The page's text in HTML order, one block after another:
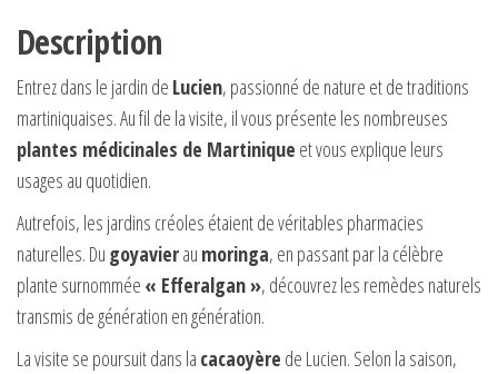
Description
Entrez dans le jardin de Lucien, passionné de nature et de traditions
martiniquaises. Au fil de la visite, il vous présente les nombreuses
plantes médicinales de Martinique et vous explique leurs
usages au quotidien.
Autrefois, les jardins créoles étaient de véritables pharmacies
naturelles. Du goyavierau moringa, en passant par la célèbre
plante surnommée « Efferalgan », découvrez les remèdes naturels
transmis de génération en génération.
La visite se poursuit dans la cacaoyère de Lucien. Selon la saison,